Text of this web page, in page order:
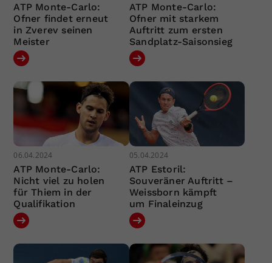
ATP Monte-Carlo:
Ofner findet erneut
in Zverev seinen
Meister
ATP Monte-Carlo:
Ofner mit starkem
Auftritt zum ersten
Sandplatz-Saisonsieg
06.04.2024
ATP Monte-Carlo:
Nicht viel zu holen
für Thiem in der
Qualifikation
05.04.2024
ATP Estoril:
Souveräner Auftritt –
Weissborn kämpft
um Finaleinzug